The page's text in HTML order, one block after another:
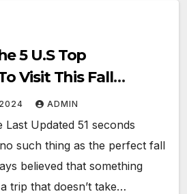
5 U.S Top
Visit This Fall
New Report
ADMIN
Updated 51 seconds
such thing as the perfect fall
believed that something
trip that doesn’t take…